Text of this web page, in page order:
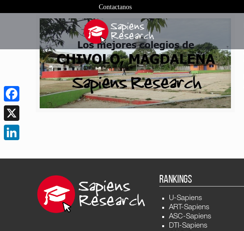
Contactanos
RANKINGS
U-Sapiens
ART-Sapiens
ASC-Sapiens
DTI-Sapiens
Facebook
X